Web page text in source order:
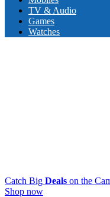
TV & Audio
Games
Watches
Catch Big Deals on the
Shop now